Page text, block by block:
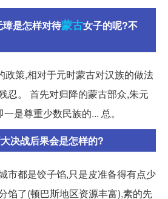
是怎样对待蒙古女子的呢?不
政策,相对于元时蒙古对汉族的做法
忍。 首先对归降的蒙古部众,朱元
是尊重少数民族的... 总。
决战后果会是怎样的?
市都是饺子馅,只是皮准备得有点少
馅了(顿巴斯地区资源丰富),素的先